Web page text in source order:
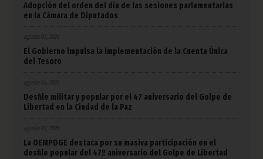
Adopción del orden del día de las sesiones parlamentarias
en la Cámara de Diputados
El Gobierno impulsa la implementación de la Cuenta Única
del Tesoro
agosto 04, 2026
Desfile militar y popular por el 47 aniversario del Golpe de
Libertad en la Ciudad de la Paz
La OEMPDGE destaca por su masiva participación en el
desfile popular del 47º aniversario del Golpe de Libertad